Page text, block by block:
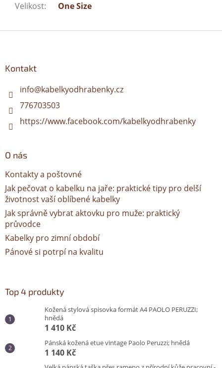
Velikost: One Size
Kontakt
info@kabelkyodhrabenky.cz
776703503
https://www.facebook.com/kabelkyodhrabenky
O nás
Kontakty a poštovné
Jak pečovat o kabelku na jaře: praktické tipy pro delší
životnost vaší oblíbené kabelky
Jak správně vybrat aktovku pro muže: praktický
průvodce
Kabelky pro zimní období
Pánové si potrpí na kvalitu
Top 4 produkty
Kožená stylová spisovka formát A4 PAOLO PERUZZI;
hnědá
1 410 Kč
Pánská kožená etue vintage Paolo Peruzzi; hnědá
1 140 Kč